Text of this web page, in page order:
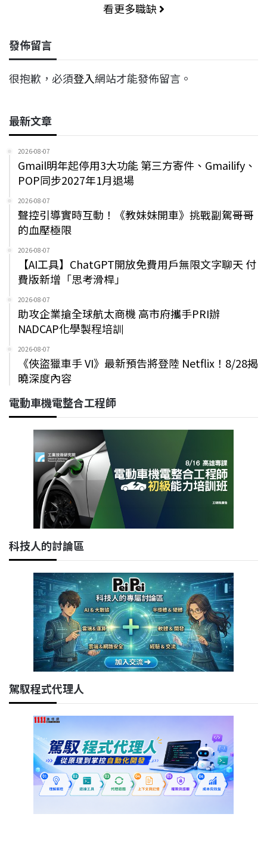
看更多職缺
發佈留言
很抱歉，必須登入網站才能發佈留言。
最新文章
2026-08-07
Gmail明年起停用3大功能 第三方寄件、Gmailify、
POP同步2027年1月退場
2026-08-07
聲控引導實時互動！《教妹妹開車》挑戰副駕哥哥
的血壓極限
2026-08-07
【AI工具】ChatGPT開放免費用戶無限文字聊天 付
費版新增「思考滑桿」
2026-08-07
助攻企業搶全球航太商機 高市府攜手PRI辦
NADCAP化學製程培訓
2026-08-07
《俠盜獵車手 VI》最新預告將登陸 Netflix！8/28揭
曉深度內容
電動車機電整合工程師
科技人的討論區
駕馭程式代理人